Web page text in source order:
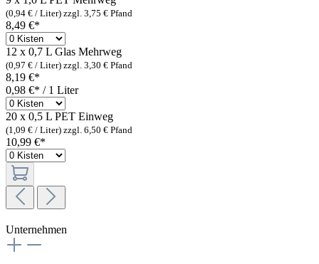
(0,94 € / Liter) zzgl. 3,75 € Pfand
8,49 €*
12 x 0,7 L Glas Mehrweg
(0,97 € / Liter) zzgl. 3,30 € Pfand
8,19 €*
0,98 €* / 1 Liter
20 x 0,5 L PET Einweg
(1,09 € / Liter) zzgl. 6,50 € Pfand
10,99 €*
Unternehmen